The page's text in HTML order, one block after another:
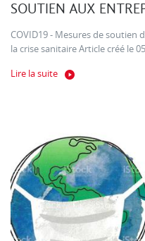
SOUTIEN AUX
COVID19 - Mesures de soutien
la crise sanitaire Article créé
Lire la suite